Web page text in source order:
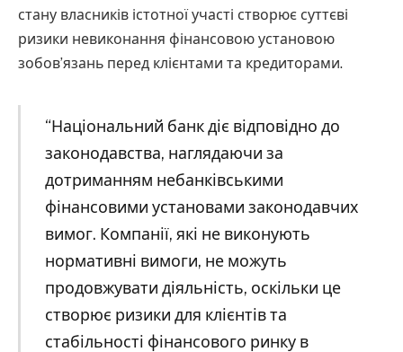
стану власників істотної участі створює суттєві
ризики невиконання фінансовою установою
зобов’язань перед клієнтами та кредиторами.
“Національний банк діє відповідно до
законодавства, наглядаючи за
дотриманням небанківськими
фінансовими установами законодавчих
вимог. Компанії, які не виконують
нормативні вимоги, не можуть
продовжувати діяльність, оскільки це
створює ризики для клієнтів та
стабільності фінансового ринку в